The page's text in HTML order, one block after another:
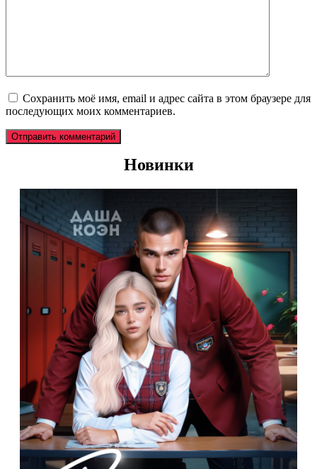
Сохранить моё имя, email и адрес сайта в этом браузере для
последующих моих комментариев.
Новинки